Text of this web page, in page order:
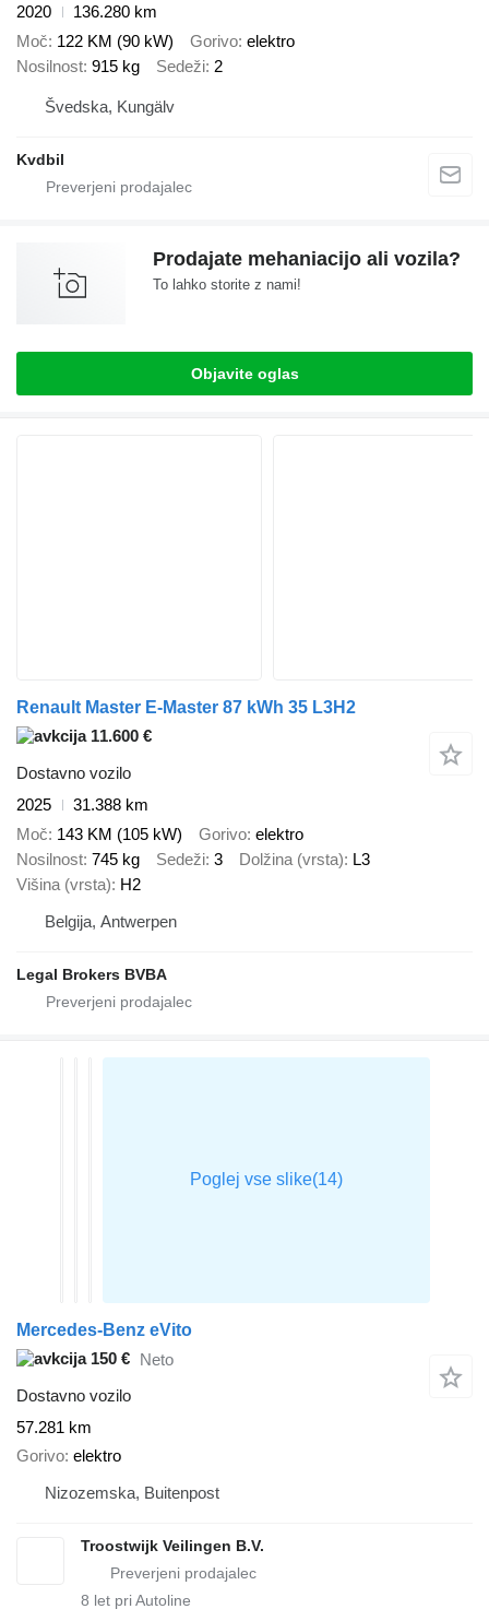
2020
136.280 km
Moč 122 KM (90 kW) Gorivo elektro
Nosilnost 915 kg Sedeži 2
Švedska, Kungälv
Kvdbil
Prodajate mehaniacijo ali vozila?
To lahko storite z nami!
Objavite oglas
Renault Master E-Master 87 kWh 35 L3H2
11.600 €
Dostavno vozilo
2025
31.388 km
Moč 143 KM (105 kW) Gorivo elektro
Nosilnost 745 kg Sedeži 3 Dolžina (vrsta) L3
Višina (vrsta) H2
Belgija, Antwerpen
Legal Brokers BVBA
Mercedes-Benz eVito
150 € Neto
Dostavno vozilo
57.281 km
Gorivo elektro
Nizozemska, Buitenpost
Troostwijk Veilingen B.V.
8 let pri Autoline